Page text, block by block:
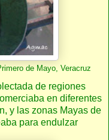
de Mayo, Veracruz
de regiones
en diferentes
y las zonas Mayas de
para endulzar